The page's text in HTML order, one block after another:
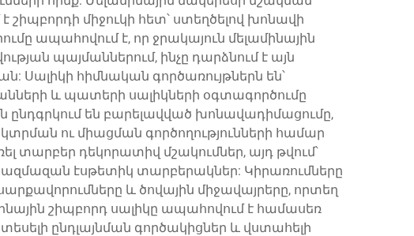
շիպբորդի միջուկի հետ՝ ստեղծելով խոնավի
ապահովում է, որ ջրակայուն մելամինային
պայմաններում, ինչը դարձնում է այն
Սալիկի հիմնական գործառույթներն են՝
և պատերի սալիկների օգտագործումը
ընդգրկում են բարելավված խոնավադիմացումը,
ու միացման գործողությունների համար
տարբեր դեկորատիվ մշակումներ, այդ թվում՝
էսթետիկ տարբերակներ: Կիրառումները
և ծովային միջավայրերը, որտեղ
շիպբորդ սալիկը ապահովում է համասեռ
ընդլայնման գործակիցներ և վստահելի